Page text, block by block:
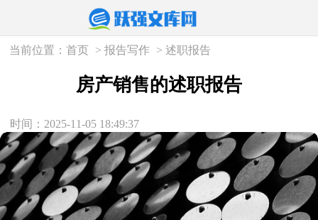
当前位置：首页 >报告写作 >述职报告
房产销售的述职报告
时间：2025-11-05 18:49:37